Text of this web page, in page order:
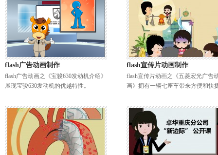
flash广告动画制作
flash广告动画之《宝骏630发动机介绍》
展现宝骏630发动机的优越特性。
flash宣传片动画制作
flash宣传片动画之《五菱宏光广告
画》拥有一辆七座车带来方便和快